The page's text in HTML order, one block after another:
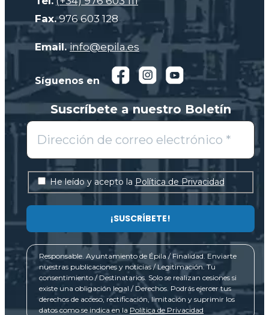
Fax.976 603 128
Email.info@epila.es
Síguenos en
Suscríbete a nuestro Boletín
He leído y acepto la Política de Privacidad
Responsable. Ayuntamiento de Épila / Finalidad. Enviarte
nuestras publicaciones y noticias / Legitimación. Tu
consentimiento / Destinatarios. Solo se realizan cesiones si
existe una obligación legal / Derechos. Podrás ejercer tus
derechos de acceso, rectificación, limitación y suprimir los
datos como se indica en la Política de Privacidad